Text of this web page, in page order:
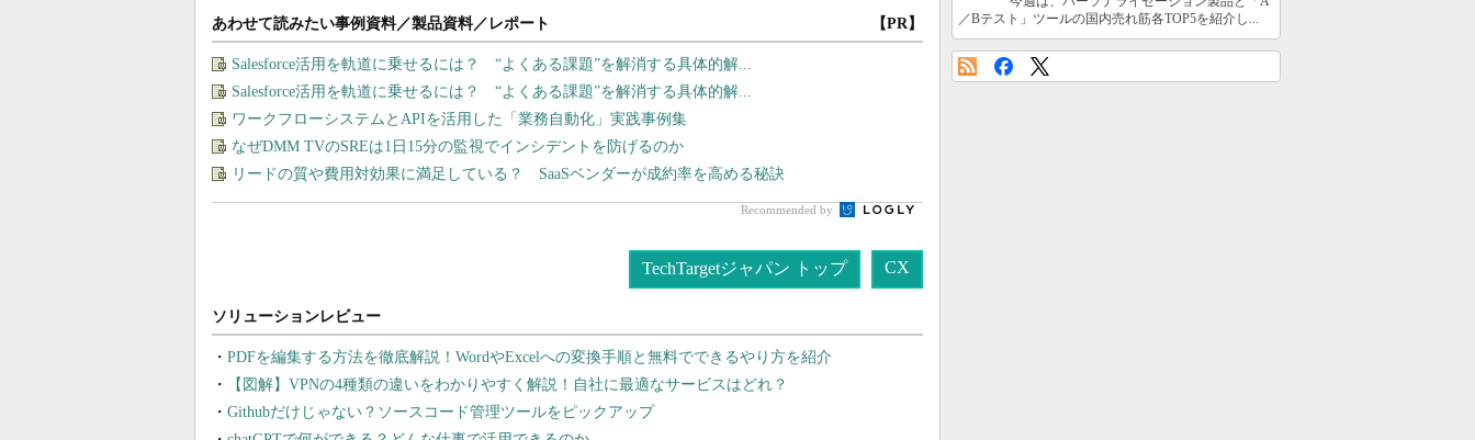
あわせて読みたい事例資料／製品資料／レポート 【PR】
Salesforce活用を軌道に乗せるには？ “よくある課題”を解消する具体的解...
Salesforce活用を軌道に乗せるには？ “よくある課題”を解消する具体的解...
ワークフローシステムとAPIを活用した「業務自動化」実践事例集
なぜDMM TVのSREは1日15分の監視でインシデントを防げるのか
リードの質や費用対効果に満足している？ SaaSベンダーが成約率を高める秘訣
Recommended by
TechTargetジャパン トップ CX
PDFを編集する方法を徹底解説！WordやExcelへの変換手順と無料でできるやり方を紹介
【図解】VPNの4種類の違いをわかりやすく解説！自社に最適なサービスはどれ？
Githubだけじゃない？ソースコード管理ツールをピックアップ
／Bテスト」ツールの国内売れ筋各TOP5を紹介し...